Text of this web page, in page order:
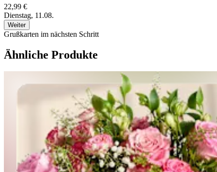
22,99 €
Dienstag, 11.08.
Weiter
Grußkarten im nächsten Schritt
Ähnliche Produkte